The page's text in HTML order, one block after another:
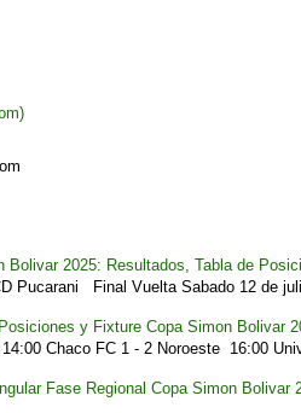
Bolivar 2025: Resultados, Tabla de
Pucarani Final Vuelta Sabado 12 de
y Fixture Copa Simon Bolivar
Chaco FC 1 - 2 Noroeste 16:00
Fase Regional Copa Simon Bolivar